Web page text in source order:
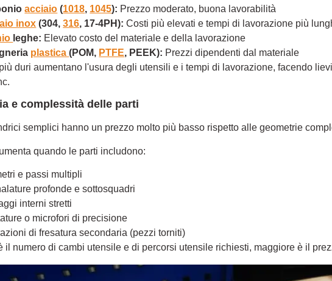
acciaio (1018, 1045): Prezzo moderato, buona lavorabilità
inox (304,316, 17-4PH): Costi più elevati e tempi di lavorazione più
leghe: Elevato costo del materiale e della lavorazione
plastica(POM, PTFE, PEEK): Prezzi dipendenti dal materiale
più duri aumentano l'usura degli utensili e i tempi di lavorazione, facendo
e complessità delle parti
semplici hanno un prezzo molto più basso rispetto alle geometrie
quando le parti includono:
e passi multipli
profonde e sottosquadri
interni stretti
o microfori di precisione
di fresatura secondaria (pezzi torniti)
il numero di cambi utensile e di percorsi utensile richiesti, maggiore è il